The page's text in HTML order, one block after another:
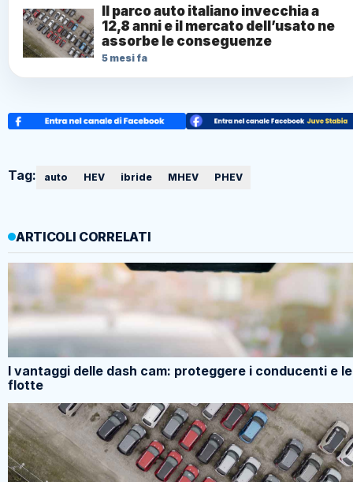
Il parco auto italiano invecchia a
12,8 anni e il mercato dell’usato ne
assorbe le conseguenze
5 mesi fa
Tag: auto HEV ibride MHEV PHEV
ARTICOLI CORRELATI
I vantaggi delle dash cam: proteggere i conducenti e le
flotte